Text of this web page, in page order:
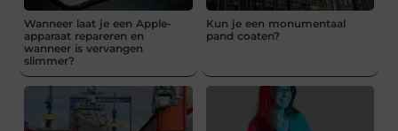
Wanneer laat je een Apple-
apparaat repareren en
wanneer is vervangen
slimmer?
Kun je een monumentaal
pand coaten?